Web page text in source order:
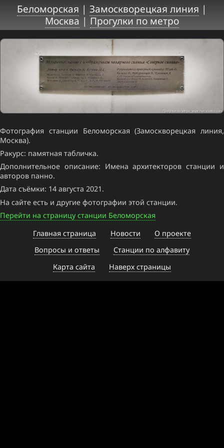
Беломорская | Замоскворецкая линия |
Москва |Прогулки по метро
Фотография станции Беломорская (Замоскворецкая линия,
Москва).
Ракурс: памятная табличка.
Дополнительное описание: Имена архитекторов станции и
авторов панно.
Дата съёмки: 14 августа 2021.
На сайте есть и другие фотографии этой станции.
Перейти на страницу станции Беломорская
Главная страница
Новости
О проекте
Вопросы и ответы
Станции по алфавиту
Карта сайта
Наверх страницы